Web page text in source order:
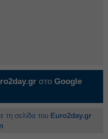
στο Google
τη σελίδα του Euro2day.gr